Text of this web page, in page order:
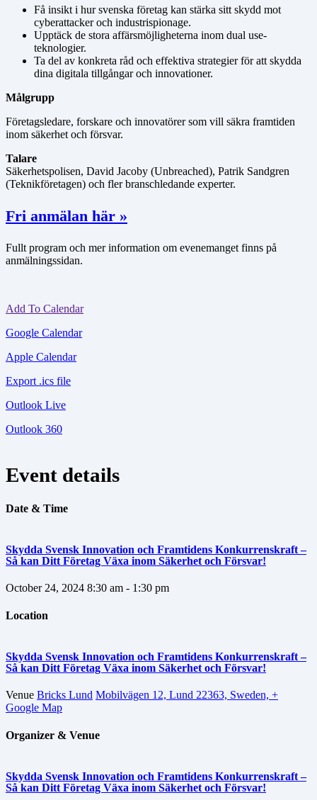
Få insikt i hur svenska företag kan stärka sitt skydd mot
cyberattacker och industrispionage.
Upptäck de stora affärsmöjligheterna inom dual use-
teknologier.
Ta del av konkreta råd och effektiva strategier för att skydda
dina digitala tillgångar och innovationer.
Målgrupp
Företagsledare, forskare och innovatörer som vill säkra framtiden
inom säkerhet och försvar.
Talare
Säkerhetspolisen, David Jacoby (Unbreached), Patrik Sandgren
(Teknikföretagen) och fler branschledande experter.
Fri anmälan här »
Fullt program och mer information om evenemanget finns på
anmälningssidan.
Add To Calendar
Google Calendar
Apple Calendar
Export .ics file
Outlook Live
Outlook 360
Event details
Date & Time
Skydda Svensk Innovation och Framtidens Konkurrenskraft –
Så kan Ditt Företag Växa inom Säkerhet och Försvar!
October 24, 2024 8:30 am - 1:30 pm
Location
Skydda Svensk Innovation och Framtidens Konkurrenskraft –
Så kan Ditt Företag Växa inom Säkerhet och Försvar!
Venue Bricks Lund Mobilvägen 12, Lund 22363, Sweden, +
Google Map
Organizer & Venue
Skydda Svensk Innovation och Framtidens Konkurrenskraft –
Så kan Ditt Företag Växa inom Säkerhet och Försvar!